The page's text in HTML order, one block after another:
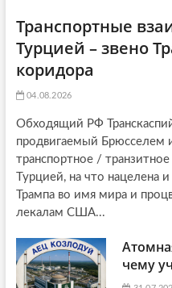
Транспортные
Турцией – звено
коридора
04.08.2026
Обходящий РФ
продвигаемый Брюсселем
транспортное /
Турцией, на что нацелена
Трампа во имя мира и
лекалам США...
чему